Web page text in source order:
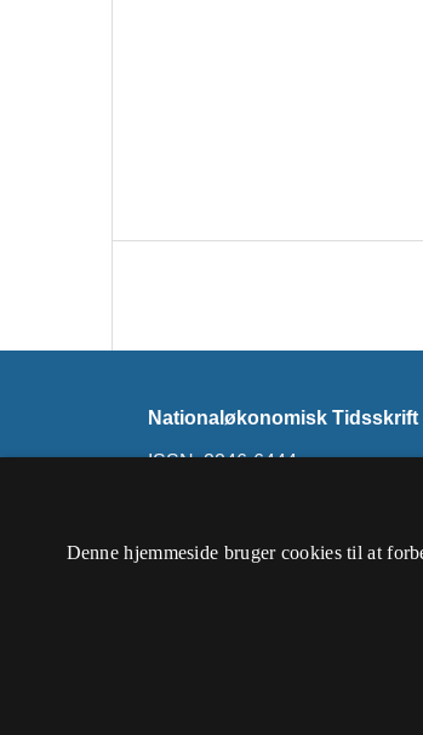
Nationaløkonomisk Tidsskrift
ISSN: 2246-6444
Tidsskriftet udkommer ikke
Forening).
Denne hjemmeside bruger cookies til at